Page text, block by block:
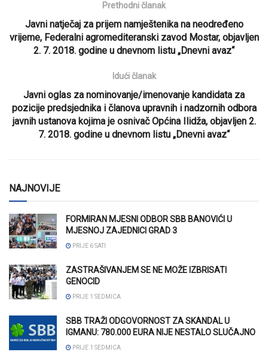
Prethodni članak
Javni natječaj za prijem namještenika na neodređeno
vrijeme, Federalni agromediteranski zavod Mostar, objavljen
2. 7. 2018. godine u dnevnom listu „Dnevni avaz“
Idući članak
Javni oglas za nominovanje/imenovanje kandidata za
pozicije predsjednika i članova upravnih i nadzornih odbora
javnih ustanova kojima je osnivač Općina Ilidža, objavljen 2.
7. 2018. godine u dnevnom listu „Dnevni avaz“
NAJNOVIJE
FORMIRAN MJESNI ODBOR SBB BANOVIĆI U
MJESNOJ ZAJEDNICI GRAD 3
PRIJE 6 SATI
ZASTRAŠIVANJEM SE NE MOŽE IZBRISATI
GENOCID
PRIJE 1 SEDMICA
SBB TRAŽI ODGOVORNOST ZA SKANDAL U
IGMANU: 780.000 EURA NIJE NESTALO SLUČAJNO
PRIJE 1 SEDMICA